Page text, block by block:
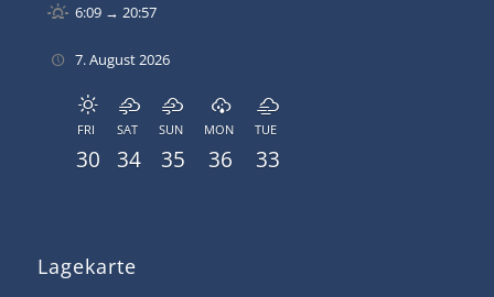
6:09 → 20:57
7. August 2026
FRI
30
SAT
34
SUN
35
MON
36
TUE
33
Lagekarte